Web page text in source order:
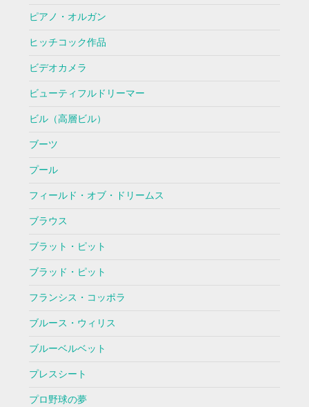
ピアノ・オルガン
ヒッチコック作品
ビデオカメラ
ビューティフルドリーマー
ビル（高層ビル）
ブーツ
プール
フィールド・オブ・ドリームス
ブラウス
ブラット・ピット
ブラッド・ピット
フランシス・コッポラ
ブルース・ウィリス
ブルーベルベット
プレスシート
プロ野球の夢